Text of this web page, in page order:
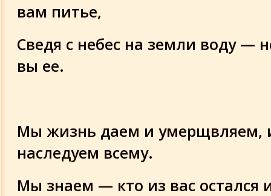
вам питье,
Сведя с небес на земли воду —
вы ее.
Мы жизнь даем и умерщвляем,
наследуем всему.
Мы знаем — кто из вас остался